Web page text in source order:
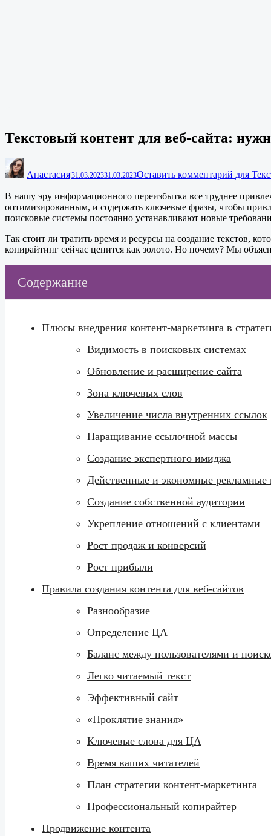
Текстовый контент для веб-сайта:
Анастасия31.03.202331.03.2023Оставить комментарий для
В нашу эру информационного переизбытка все труднее
оптимизированным, и содержать ключевые фразы, чтобы
поисковые системы постоянно устанавливают новые
Так стоит ли тратить время и ресурсы на создание текстов,
копирайтинг сейчас ценится как золото. Но почему? Мы
Содержание
Плюсы внедрения контент-маркетинга в
Видимость в поисковых системах
Обновление и расширение сайта
Зона ключевых слов
Увеличение числа внутренних ссылок
Наращивание ссылочной массы
Создание экспертного имиджа
Действенные и экономные рекламные
Создание собственной аудитории
Укрепление отношений с клиентами
Рост продаж и конверсий
Рост прибыли
Правила создания контента для веб-сайтов
Разнообразие
Определение ЦА
Баланс между пользователями и
Легко читаемый текст
Эффективный сайт
«Проклятие знания»
Ключевые слова для ЦА
Время ваших читателей
План стратегии контент-маркетинга
Профессиональный копирайтер
Продвижение контента